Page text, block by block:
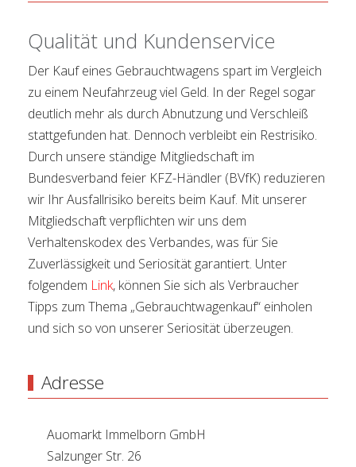
Qualität und Kundenservice
Der Kauf eines Gebrauchtwagens spart im Vergleich
zu einem Neufahrzeug viel Geld. In der Regel sogar
deutlich mehr als durch Abnutzung und Verschleiß
stattgefunden hat. Dennoch verbleibt ein Restrisiko.
Durch unsere ständige Mitgliedschaft im
Bundesverband feier KFZ-Händler (BVfK) reduzieren
wir Ihr Ausfallrisiko bereits beim Kauf. Mit unserer
Mitgliedschaft verpflichten wir uns dem
Verhaltenskodex des Verbandes, was für Sie
Zuverlässigkeit und Seriosität garantiert. Unter
folgendem Link, können Sie sich als Verbraucher
Tipps zum Thema „Gebrauchtwagenkauf“ einholen
und sich so von unserer Seriosität überzeugen.
Adresse
Auomarkt Immelborn GmbH
Salzunger Str. 26